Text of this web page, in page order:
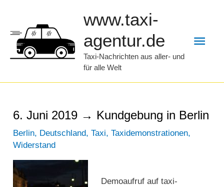
springen
www.taxi-
agentur.de
Taxi-Nachrichten aus aller- und
für alle Welt
6. Juni 2019 → Kundgebung in Berlin
Berlin, Deutschland,Taxi,Taxidemonstrationen,
Widerstand
Demoaufruf auf taxi-